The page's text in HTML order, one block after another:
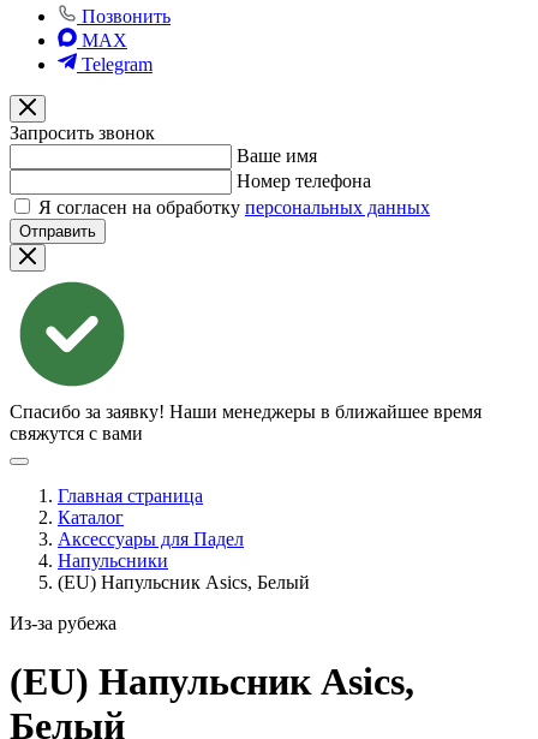
Позвонить
MAX
Telegram
Запросить звонок
Ваше имя
Номер телефона
Я согласен на обработку персональных данных
Отправить
Спасибо за заявку! Наши менеджеры в ближайшее время
свяжутся с вами
Главная страница
Каталог
Аксессуары для Падел
Напульсники
(EU) Напульсник Asics, Белый
Из-за рубежа
(EU) Напульсник Asics,
Белый